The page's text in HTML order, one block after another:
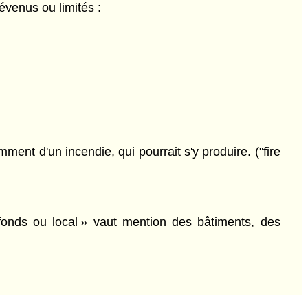
ou limités :
d'un incendie, qui pourrait s'y produire. ("fire
ou local » vaut mention des bâtiments, des